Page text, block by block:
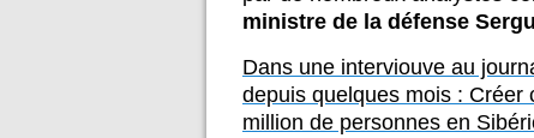
ministre de la défense
Dans une interviouve au
depuis quelques mois : Créer
million de personnes en